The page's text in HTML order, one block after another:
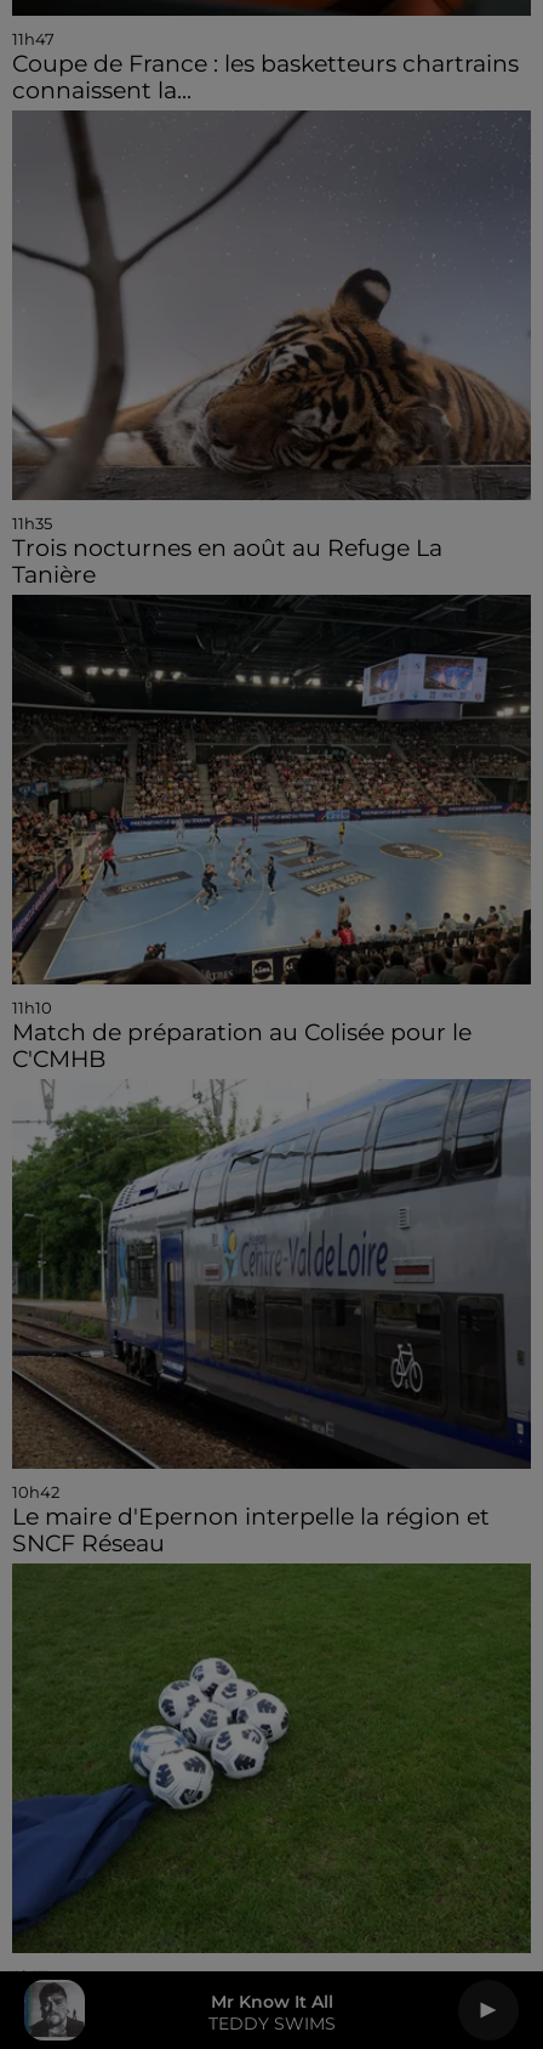
Mr Know It All
TEDDY SWIMS
11h47
Coupe de France : les basketteurs chartrains
connaissent la...
11h35
Trois nocturnes en août au Refuge La
Tanière
11h10
Match de préparation au Colisée pour le
C'CMHB
10h42
Le maire d'Epernon interpelle la région et
SNCF Réseau
9h17
Un match de préparation à Chartres pour le
CCF